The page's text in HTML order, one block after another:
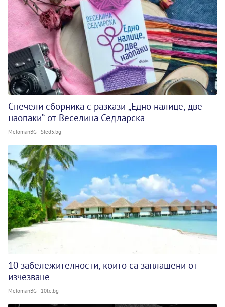
Спечели сборника с разкази „Едно налице, две
наопаки“ от Веселина Седларска
MelomanBG - Sled5.bg
10 забележителности, които са заплашени от
изчезване
MelomanBG - 10te.bg